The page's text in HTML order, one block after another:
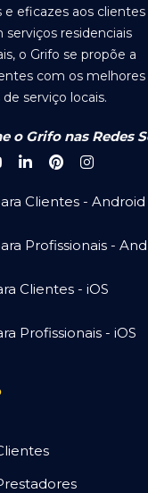
e eficazes aos clientes
serviços residenciais
o Grifo se propõe a
com os melhores
serviço locais.
o Grifo nas Redes
Clientes - Android
Profissionais -
Clientes - iOS
Profissionais - iOS